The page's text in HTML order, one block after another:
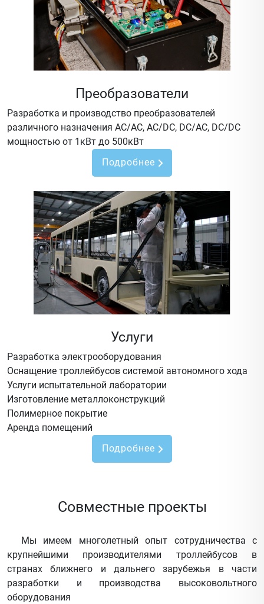
Преобразователи
Разработка и производство преобразователей
различного назначения AC/AC, AC/DC, DC/AC, DC/DC
мощностью от 1кВт до 500кВт
Подробнее
Услуги
Разработка электрооборудования
Оснащение троллейбусов системой автономного хода
Услуги испытательной лаборатории
Изготовление металлоконструкций
Полимерное покрытие
Аренда помещений
Подробнее
Совместные проекты
Мы имеем многолетный опыт сотрудничества с
крупнейшими производителями троллейбусов в
странах ближнего и дальнего зарубежья в части
разработки и производства высоковольтного
оборудования